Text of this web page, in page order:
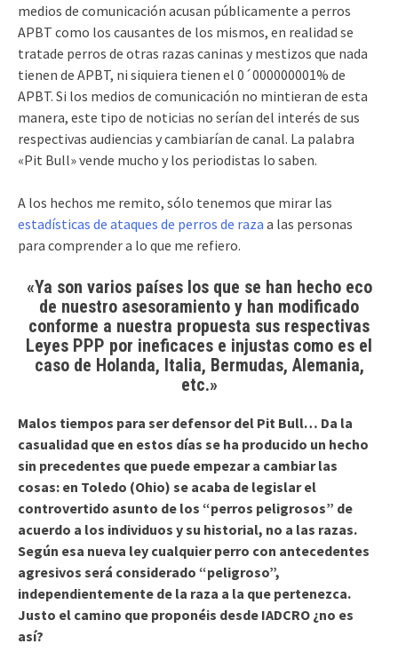
medios de comunicación acusan públicamente a perros
APBT como los causantes de los mismos, en realidad se
tratade perros de otras razas caninas y mestizos que nada
tienen de APBT, ni siquiera tienen el 0´000000001% de
APBT. Si los medios de comunicación no mintieran de esta
manera, este tipo de noticias no serían del interés de sus
respectivas audiencias y cambiarían de canal. La palabra
«Pit Bull» vende mucho y los periodistas lo saben.
A los hechos me remito, sólo tenemos que mirar las
estadísticas de ataques de perros de raza a las personas
para comprender a lo que me refiero.
«Ya son varios países los que se han hecho eco
de nuestro asesoramiento y han modificado
conforme a nuestra propuesta sus respectivas
Leyes PPP por ineficaces e injustas como es el
caso de Holanda, Italia, Bermudas, Alemania,
etc.»
Malos tiempos para ser defensor del Pit Bull… Da la
casualidad que en estos días se ha producido un hecho
sin precedentes que puede empezar a cambiar las
cosas: en Toledo (Ohio) se acaba de legislar el
controvertido asunto de los “perros peligrosos” de
acuerdo a los individuos y su historial, no a las razas.
Según esa nueva ley cualquier perro con antecedentes
agresivos será considerado “peligroso”,
independientemente de la raza a la que pertenezca.
Justo el camino que proponéis desde IADCRO ¿no es
así?